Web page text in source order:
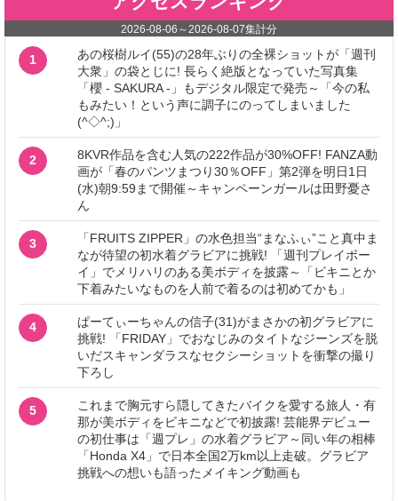
2026-08-06 ～2026-08-07集計分
1
あの桜樹ルイ(55)の28年ぶりの全裸ショットが「週刊
大衆」の袋とじに! 長らく絶版となっていた写真集
「櫻 - SAKURA -」もデジタル限定で発売～「今の私
もみたい！という声に調子にのってしまいました
(^◇^;)」
2
8KVR作品を含む人気の222作品が30%OFF! FANZA動
画が「春のパンツまつり30％OFF」第2弾を明日1日
(水)朝9:59まで開催～キャンペーンガールは田野憂さ
ん
3
「FRUITS ZIPPER」の水色担当“まなふぃ”こと真中ま
なが待望の初水着グラビアに挑戦! 「週刊プレイボー
イ」でメリハリのある美ボディを披露～「ビキニとか
下着みたいなものを人前で着るのは初めてかも」
4
ぱーてぃーちゃんの信子(31)がまさかの初グラビアに
挑戦! 「FRIDAY」でおなじみのタイトなジーンズを脱
いだスキャンダラスなセクシーショットを衝撃の撮り
下ろし
5
これまで胸元すら隠してきたバイクを愛する旅人・有
那が美ボディをビキニなどで初披露! 芸能界デビュー
の初仕事は「週プレ」の水着グラビア～同い年の相棒
「Honda X4」で日本全国2万km以上走破。グラビア
挑戦への想いも語ったメイキング動画も